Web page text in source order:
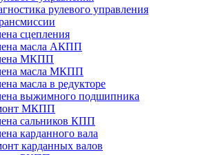
рулевого управления
сцепления
масла АКПП
МКПП
масла МКПП
масла в редукторе
выжимного подшипника
МКПП
сальников КПП
карданного вала
карданных валов